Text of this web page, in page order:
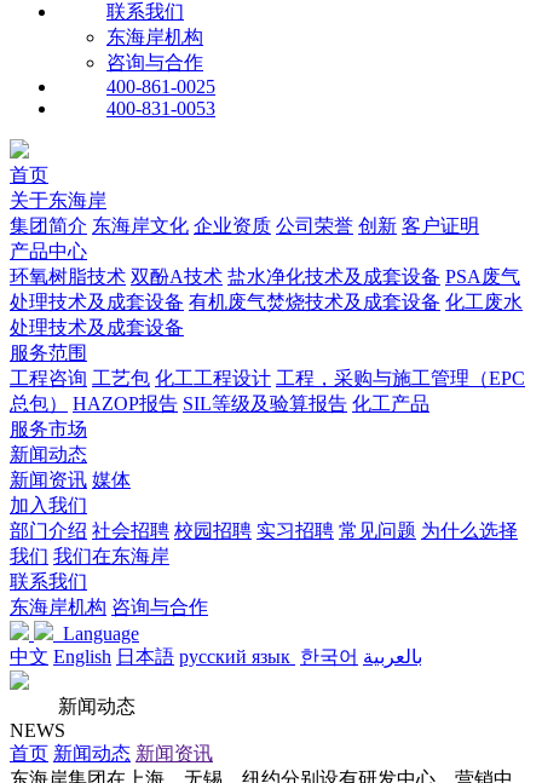
联系我们
东海岸机构
咨询与合作
400-861-0025
400-831-0053
首页
关于东海岸
集团简介 东海岸文化 企业资质 公司荣誉 创新 客户证明
产品中心
环氧树脂技术 双酚A技术 盐水净化技术及成套设备 PSA废气
处理技术及成套设备 有机废气焚烧技术及成套设备 化工废水
处理技术及成套设备
服务范围
工程咨询 工艺包 化工工程设计 工程，采购与施工管理（EPC
总包）
HAZOP报告 SIL等级及验算报告 化工产品
服务市场
新闻动态
新闻资讯 媒体
加入我们
部门介绍 社会招聘 校园招聘 实习招聘 常见问题 为什么选择
我们 我们在东海岸
联系我们
东海岸机构 咨询与合作
Language
中文 English 日本語 русский язык 한국어 بالعربية
新闻动态
NEWS
首页 新闻动态 新闻资讯
东海岸集团在上海、无锡、纽约分别设有研发中心、营销中